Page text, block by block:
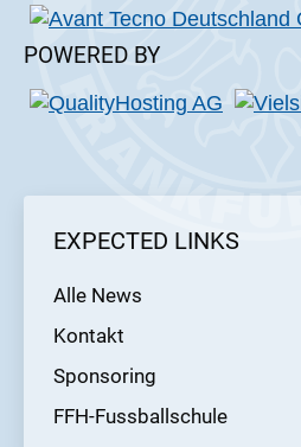
POWERED BY
EXPECTED LINKS
Alle News
Kontakt
Sponsoring
FFH-Fussballschule